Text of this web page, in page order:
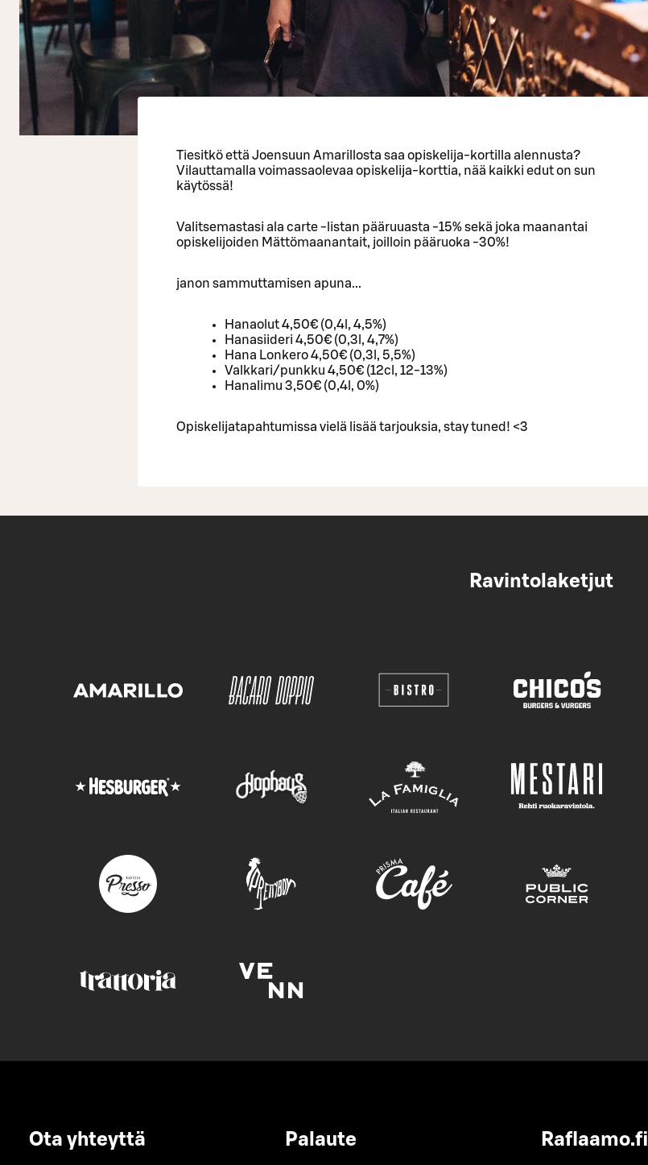
Tiesitkö että Joensuun Amarillosta saa opiskelija-kortilla alennusta?
Vilauttamalla voimassaolevaa opiskelija-korttia, nää kaikki edut on sun
käytössä!
Valitsemastasi ala carte -listan pääruuasta -15% sekä joka maanantai
opiskelijoiden Mättömaanantait, joilloin pääruoka -30%!
janon sammuttamisen apuna...
Hanaolut 4,50€ (0,4l, 4,5%)
Hanasiideri 4,50€ (0,3l, 4,7%)
Hana Lonkero 4,50€ (0,3l, 5,5%)
Valkkari/punkku 4,50€ (12cl, 12-13%)
Hanalimu 3,50€ (0,4l, 0%)
Opiskelijatapahtumissa vielä lisää tarjouksia, stay tuned! <3
Ravintolaketjut
Ota yhteyttä Palaute Raflaamo.fi